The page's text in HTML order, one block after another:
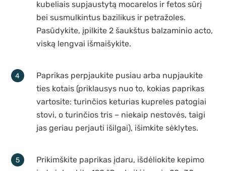
kubeliais supjaustytą mocarelos ir fetos sūrį
bei susmulkintus bazilikus ir petražoles.
Pasūdykite, įpilkite 2 šaukštus balzaminio acto,
viską lengvai išmaišykite.
Paprikas perpjaukite pusiau arba nupjaukite
ties kotais (priklausys nuo to, kokias paprikas
vartosite: turinčios keturias kupreles patogiai
stovi, o turinčios tris – niekaip nestovės, taigi
jas geriau perjauti išilgai), išimkite sėklytes.
Prikimškite paprikas įdaru, išdėliokite kepimo